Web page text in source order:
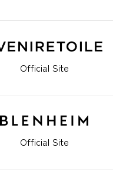
Official Site
Official Site